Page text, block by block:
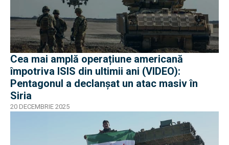
Cea mai amplă operațiune americană
împotriva ISIS din ultimii ani (VIDEO):
Pentagonul a declanșat un atac masiv în
Siria
20 DECEMBRIE 2025